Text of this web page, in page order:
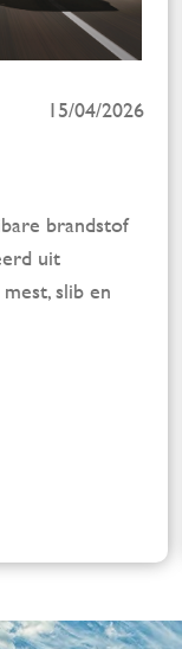
15/04/2026
brandstof
uit
slib en